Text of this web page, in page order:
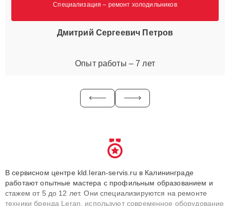
Специализация – ремонт холодильников
Дмитрий Сергеевич Петров
Опыт работы – 7 лет
В сервисном центре kld.leran-servis.ru в Калининграде
работают опытные мастера с профильным образованием и
стажем от 5 до 12 лет. Они специализируются на ремонте
техники бренда Leran, используют современное оборудование